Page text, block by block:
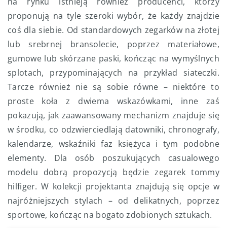
proponują na tyle szeroki wybór, że każdy znajdzie
coś dla siebie. Od standardowych zegarków na złotej
lub srebrnej bransolecie, poprzez materiałowe,
gumowe lub skórzane paski, kończąc na wymyślnych
splotach, przypominających na przykład siateczki.
Tarcze również nie są sobie równe – niektóre to
proste koła z dwiema wskazówkami, inne zaś
pokazują, jak zaawansowany mechanizm znajduje się
w środku, co odzwierciedlają datowniki, chronografy,
kalendarze, wskaźniki faz księżyca i tym podobne
elementy. Dla osób poszukujących casualowego
modelu dobrą propozycją będzie zegarek tommy
hilfiger. W kolekcji projektanta znajdują się opcje w
najróżniejszych stylach – od delikatnych, poprzez
sportowe, kończąc na bogato zdobionych sztukach.